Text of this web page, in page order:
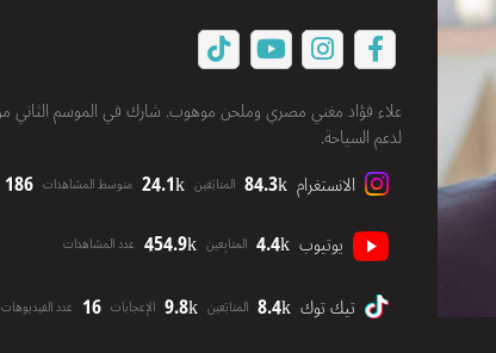
لدعم السياحة.
الانستغرام 84.3k المتابَعين 24.1k متوسط المشاهدات 186
يوتيوب 4.4k المتابِعين 454.9k عدد المشاهدات
تيك توك 8.4k المتابَعين 9.8k الإعجابات 16 عدد الفيديوهات